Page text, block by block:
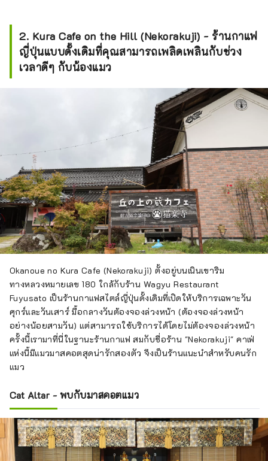
2. Kura Cafe on the Hill (Nekorakuji) - ร้านกาแฟ
ญี่ปุ่นแบบดั้งเดิมที่คุณสามารถเพลิดเพลินกับช่วง
เวลาดีๆ กับน้องแมว
Okanoue no Kura Cafe (Nekorakuji) ตั้งอยู่บนเนินเขาริม
ทางหลวงหมายเลข 180 ใกล้กับร้าน Wagyu Restaurant
Fuyusato เป็นร้านกาแฟสไตล์ญี่ปุ่นดั้งเดิมที่เปิดให้บริการเฉพาะวัน
ศุกร์และวันเสาร์ มื้อกลางวันต้องจองล่วงหน้า (ต้องจองล่วงหน้า
อย่างน้อยสามวัน) แต่สามารถใช้บริการได้โดยไม่ต้องจองล่วงหน้า
ครั้งนี้เรามาที่นี่ในฐานะร้านกาแฟ สมกับชื่อร้าน "Nekorakuji" คาเฟ่
แห่งนี้มีแมวมาสคอตสุดน่ารักสองตัว จึงเป็นร้านแนะนำสำหรับคนรัก
แมว
Cat Altar - พบกับมาสคอตแมว